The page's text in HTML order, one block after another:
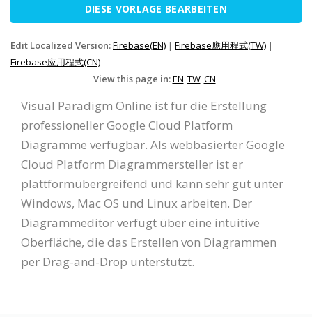
DIESE VORLAGE BEARBEITEN
Edit Localized Version:Firebase(EN) | Firebase應用程式(TW) |
Firebase应用程式(CN)
View this page in:EN TW CN
Visual Paradigm Online ist für die Erstellung
professioneller Google Cloud Platform
Diagramme verfügbar. Als webbasierter Google
Cloud Platform Diagrammersteller ist er
plattformübergreifend und kann sehr gut unter
Windows, Mac OS und Linux arbeiten. Der
Diagrammeditor verfügt über eine intuitive
Oberfläche, die das Erstellen von Diagrammen
per Drag-and-Drop unterstützt.